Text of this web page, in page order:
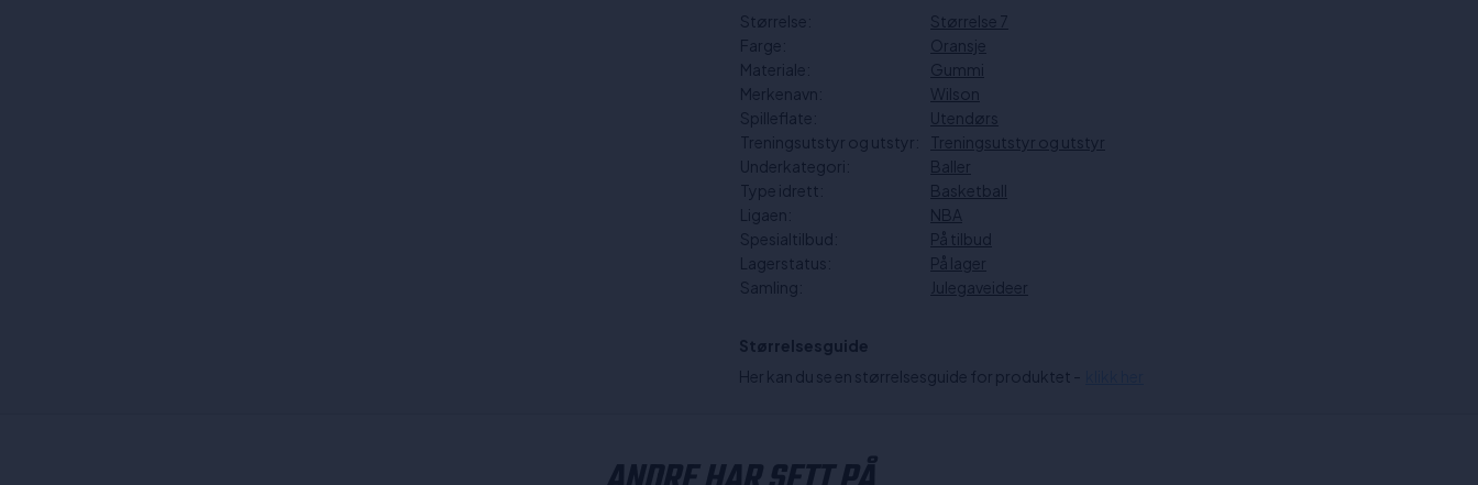
Størrelse:
Størrelse 7
Farge:
Oransje
Materiale:
Gummi
Merkenavn:
Wilson
Spilleflate:
Utendørs
Treningsutstyr og utstyr:
Treningsutstyr og utstyr
Underkategori:
Baller
Type idrett:
Basketball
Ligaen:
NBA
Spesialtilbud:
På tilbud
Lagerstatus:
På lager
Samling:
Julegaveideer
Størrelsesguide
Her kan du se en størrelsesguide for produktet -